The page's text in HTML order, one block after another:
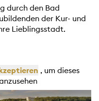
durch den Bad
der Kur- und
Lieblingsstadt.
, um dieses